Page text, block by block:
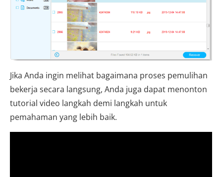
Jika Anda ingin melihat bagaimana proses pemulihan
bekerja secara langsung, Anda juga dapat menonton
tutorial video langkah demi langkah untuk
pemahaman yang lebih baik.